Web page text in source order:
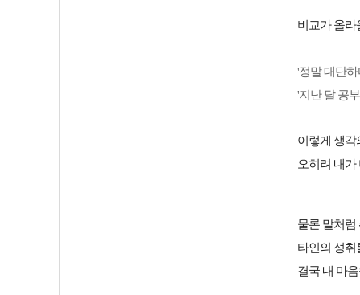
비교가 올라
'정말 대단
'지난 달 공
이렇게 생각
오히려 내가
물론 말처럼
타인의 성취
결국 내 마